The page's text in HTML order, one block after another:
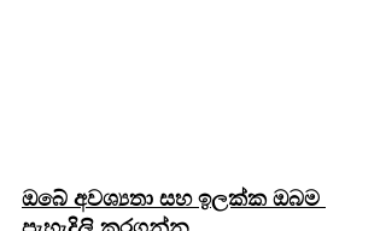
ඔබේ අවශ්‍යතා සහ ඉලක්ක ඔබම